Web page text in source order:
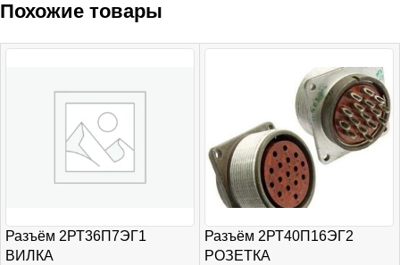
Похожие товары
Разъём 2РТ36П7ЭГ1
ВИЛКА
Разъём 2РТ40П16ЭГ2
РОЗЕТКА